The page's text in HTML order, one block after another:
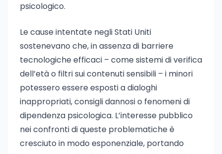
psicologico.
Le cause intentate negli Stati Uniti
sostenevano che, in assenza di barriere
tecnologiche efficaci – come sistemi di verifica
dell’età o filtri sui contenuti sensibili – i minori
potessero essere esposti a dialoghi
inappropriati, consigli dannosi o fenomeni di
dipendenza psicologica. L’interesse pubblico
nei confronti di queste problematiche è
cresciuto in modo esponenziale, portando